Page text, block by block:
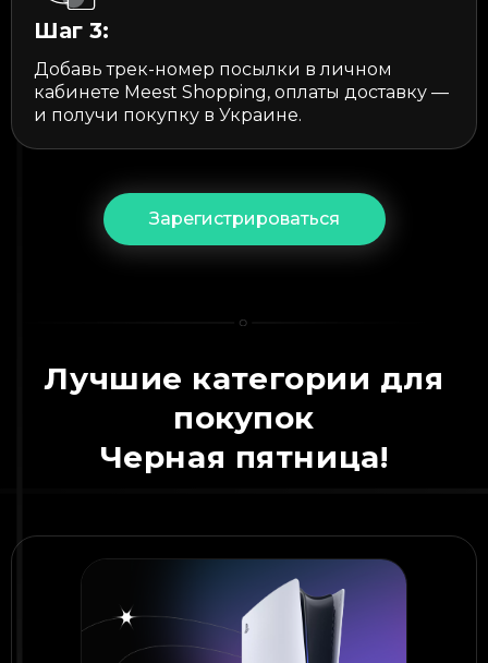
Шаг 3:
Добавь трек-номер посылки в личном
кабинете Meest Shopping, оплаты доставку —
и получи покупку в Украине.
Зарегистрироваться
Лучшие категории для
покупок
Черная пятница!